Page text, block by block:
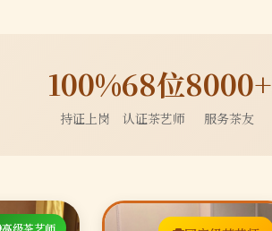
100%
持证上岗
68位
认证茶艺师
8000+
服务茶友
高级茶艺师